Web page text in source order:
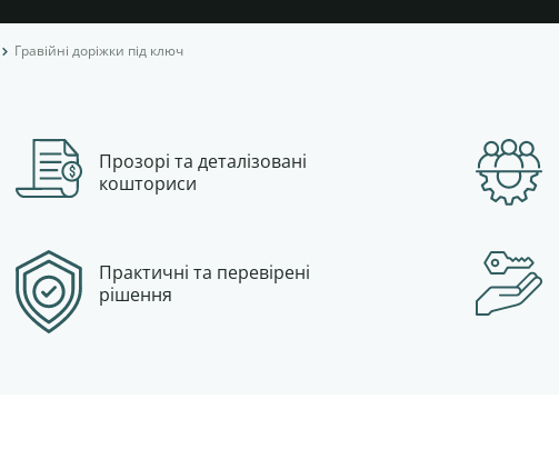
Гравійні доріжки під ключ
Прозорі та деталізовані
кошториси
Практичні та перевірені
рішення